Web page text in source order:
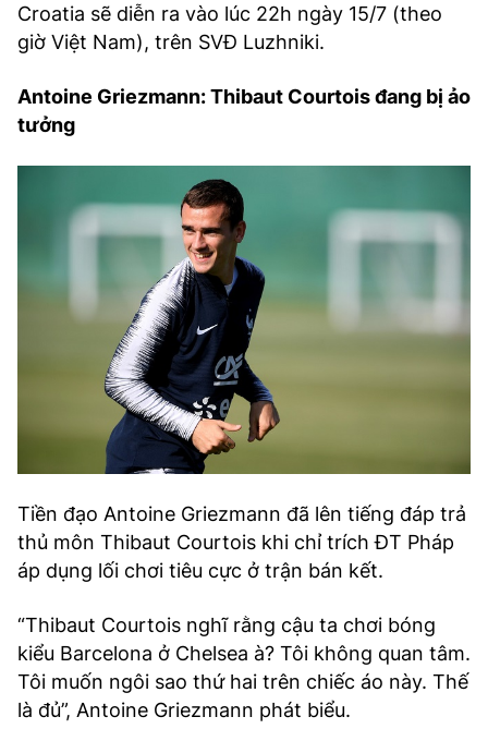
Croatia sẽ diễn ra vào lúc 22h ngày 15/7 (theo
giờ Việt Nam), trên SVĐ Luzhniki.
Antoine Griezmann: Thibaut Courtois đang bị ảo
tưởng
Tiền đạo Antoine Griezmann đã lên tiếng đáp trả
thủ môn Thibaut Courtois khi chỉ trích ĐT Pháp
áp dụng lối chơi tiêu cực ở trận bán kết.
“Thibaut Courtois nghĩ rằng cậu ta chơi bóng
kiểu Barcelona ở Chelsea à? Tôi không quan tâm.
Tôi muốn ngôi sao thứ hai trên chiếc áo này. Thế
là đủ”, Antoine Griezmann phát biểu.